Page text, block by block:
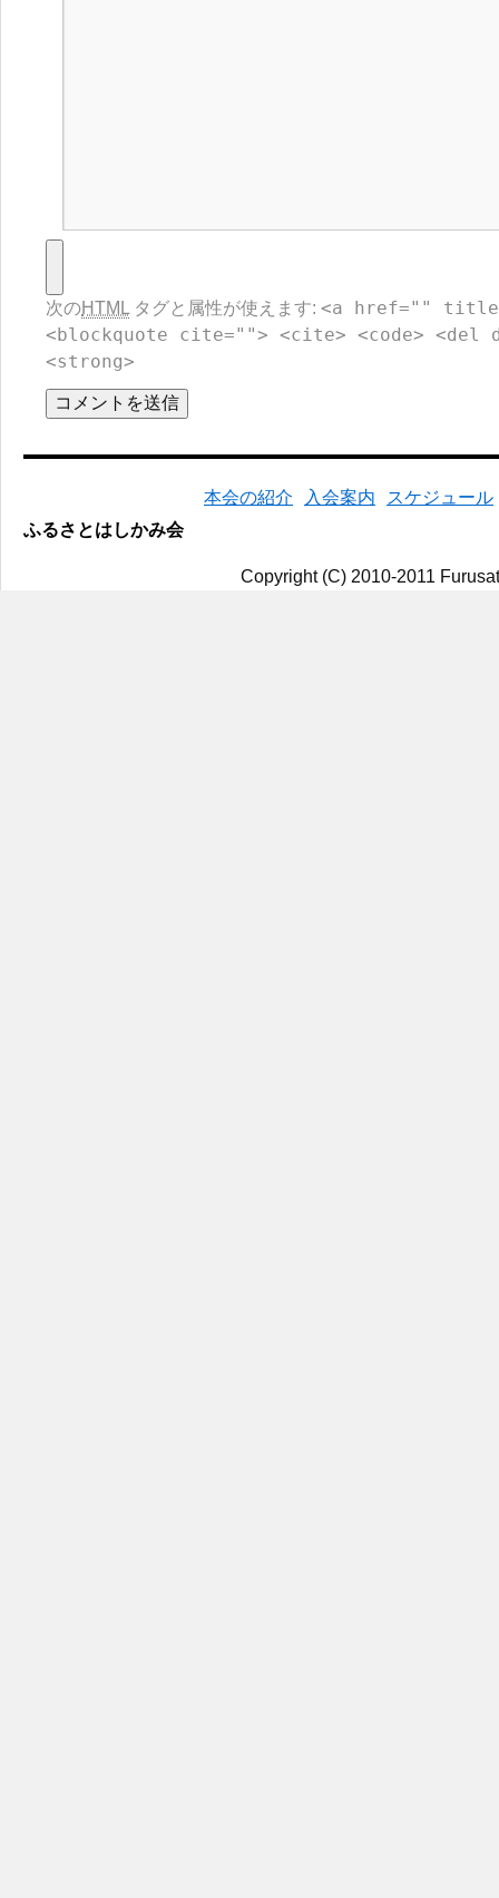
次のHTML タグと属性が使えます: <a href=""
<blockquote cite=""> <cite> <code> <del
<strong>
本会の紹介 入会案内
スケジュール
ふるさとはしかみ会
Copyright (C) 2010-2011